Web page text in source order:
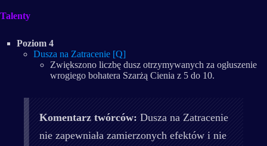
Talenty
Poziom 4
Dusza na Zatracenie [Q]
Zwiększono liczbę dusz otrzymywanych za ogłuszenie
wrogiego bohatera Szarżą Cienia z 5 do 10.
Komentarz twórców: Dusza na Zatracenie
nie zapewniała zamierzonych efektów i nie